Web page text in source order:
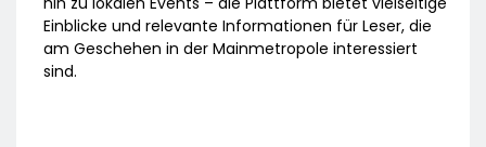
Einblicke und relevante Informationen für Leser, die
am Geschehen in der Mainmetropole interessiert
sind.